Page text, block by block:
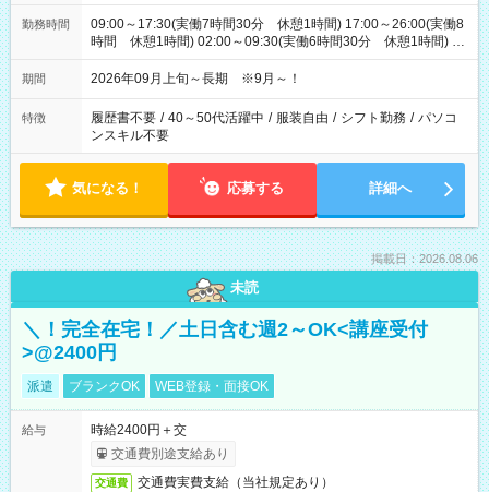
勤務時間
09:00～17:30(実働7時間30分 休憩1時間) 17:00～26:00(実働8
時間 休憩1時間) 02:00～09:30(実働6時間30分 休憩1時間) ※
日勤は就業時間1/夜勤は就業時間2.3を連続で行って頂きます
期間 2026年09月上旬～長期 ※9月～！
特徴 履歴書不要 / 40～50代活躍中 / 服装自由 / シフト勤務 / パソコ
ンスキル不要
気になる！ 応募する 詳細へ
掲載日：2026.08.06
未読
＼！完全在宅！／土日含む週2～OK<講座受付
>@2400円
派遣 ブランクOK WEB登録・面接OK
給与
時給2400円＋交
交通費別途支給あり
交通費 交通費実費支給（当社規定あり）